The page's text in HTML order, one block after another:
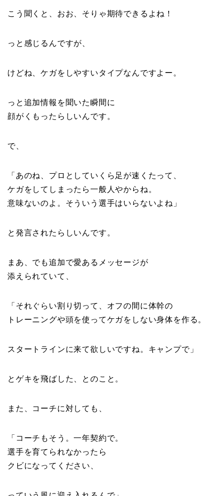
こう聞くと、おお、そりゃ期待できるよね！
っと感じるんですが、
けどね、ケガをしやすいタイプなんですよー。
っと追加情報を聞いた瞬間に
顔がくもったらしいんです。
で、
「あのね、プロとしていくら足が速くたって、
ケガをしてしまったら一般人やからね。
意味ないのよ。そういう選手はいらないよね」
と発言されたらしいんです。
まあ、でも追加で愛あるメッセージが
添えられていて、
「それぐらい割り切って、オフの間に体幹の
トレーニングや頭を使ってケガをしない身体を作る。
スタートラインに来て欲しいですね。キャンプで」
とゲキを飛ばした、とのこと。
また、コーチに対しても、
「コーチもそう。一年契約で。
選手を育てられなかったら
クビになってください、